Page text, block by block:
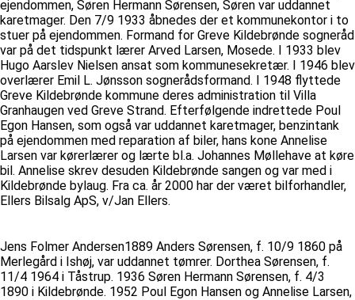
ejendommen, Søren Hermann Sørensen, Søren var uddannet
karetmager. Den 7/9 1933 åbnedes der et kommunekontor i to
stuer på ejendommen. Formand for Greve Kildebrønde sogneråd
var på det tidspunkt lærer Arved Larsen, Mosede. I 1933 blev
Hugo Aarslev Nielsen ansat som kommunesekretær. I 1946 blev
overlærer Emil L. Jønsson sognerådsformand. I 1948 flyttede
Greve Kildebrønde kommune deres administration til Villa
Granhaugen ved Greve Strand. Efterfølgende indrettede Poul
Egon Hansen, som også var uddannet karetmager, benzintank
på ejendommen med reparation af biler, hans kone Annelise
Larsen var kørerlærer og lærte bl.a. Johannes Møllehave at køre
bil. Annelise skrev desuden Kildebrønde sangen og var med i
Kildebrønde bylaug. Fra ca. år 2000 har der været bilforhandler,
Ellers Bilsalg ApS, v/Jan Ellers.
Jens Folmer Andersen1889 Anders Sørensen, f. 10/9 1860 på
Merlegård i Ishøj, var uddannet tømrer. Dorthea Sørensen, f.
11/4 1964 i Tåstrup. 1936 Søren Hermann Sørensen, f. 4/3
1890 i Kildebrønde. 1952 Poul Egon Hansen og Annelise Larsen,